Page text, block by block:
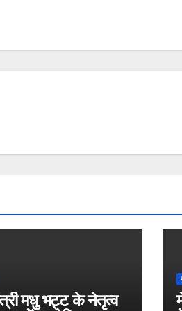
मधु भट्ट के नेतृत्व